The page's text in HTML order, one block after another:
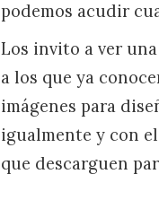
podemos acudir
Los invito a ver
a los que ya
imágenes para
igualmente y con
que descarguen